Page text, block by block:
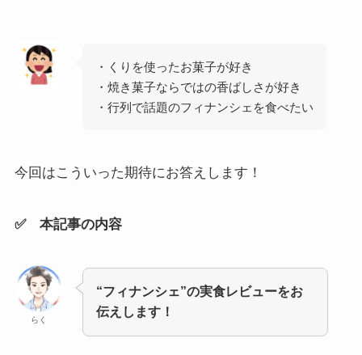
・くりを使ったお菓子が好き
・焼き菓子ならではの香ばしさが好き
・行列で話題のフィナンシェを食べたい
今回はこういった期待にお答えします！
✅ 本記事の内容
らく
“フィナンシェ”の実食レビューをお
伝えします！